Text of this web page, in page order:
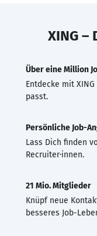
XING –
Über eine Million
Entdecke mit
passt.
Persönliche Job-
Lass Dich finden
Recruiter·innen.
21 Mio. Mitglieder
Knüpf neue
besseres Job-